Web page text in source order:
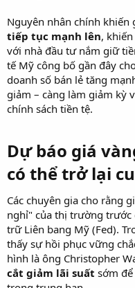
Nguyên nhân chính khiến
tiếp tục mạnh lên,
với nhà đầu tư nắm giữ
tế Mỹ công bố gần đây
doanh số bán lẻ tăng
giảm – càng làm giảm kỳ
chính sách tiền tệ.
Dự báo giá
có thể trở lại
Các chuyên gia cho rằng
nghỉ" của thị trường trước
trữ Liên bang Mỹ (Fed).
thấy sự hồi phục vững
hình là ông Christopher
cắt giảm lãi suất sớm